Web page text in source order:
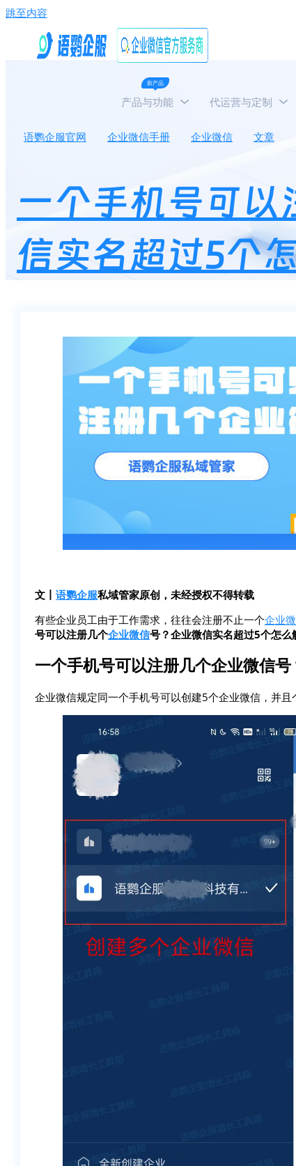
跳至内容
新产品
产品与功能 代运营与定制
语鹦企服官网 企业微信手册 企业微信 文章
一个手机号可
信实名超过5个
文丨 语鹦企服私域管家原创，未经授权不得转载
有些企业员工由于工作需求，往往会注册不止一个企业
号可以注册几个企业微信号？企业微信实名超过5个怎么
一个手机号可以注册几个企业微信号
企业微信规定同一个手机号可以创建5个企业微信，并且